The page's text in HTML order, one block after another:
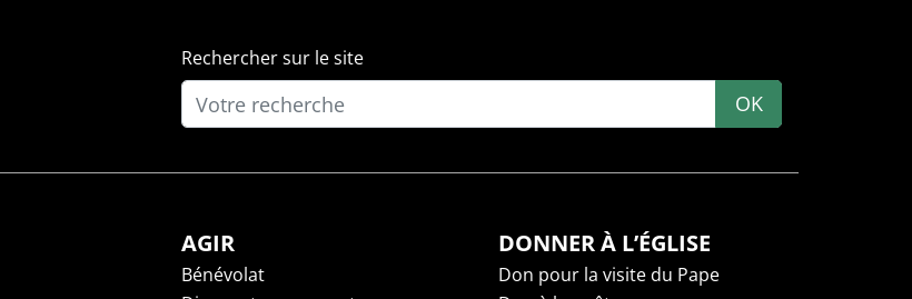
Rechercher sur le site
OK
AGIR
Bénévolat
DONNER À L’ÉGLISE
Don pour la visite du Pape